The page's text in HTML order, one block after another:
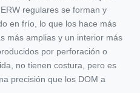
regulares se forman y
en frío, lo que los hace más
más amplias y un interior más
por perforación o
no tienen costura, pero es
precisión que los DOM a